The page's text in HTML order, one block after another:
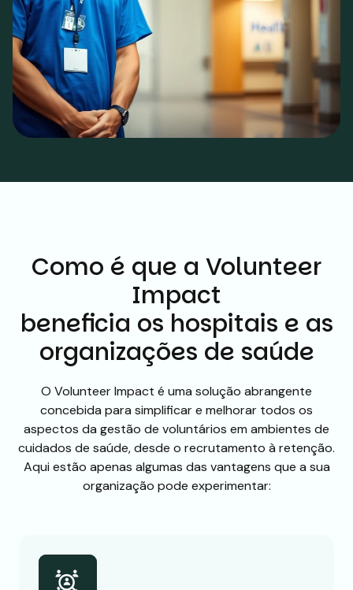
Como é que a Volunteer
Impact
beneficia os hospitais e as
organizações de saúde
O Volunteer Impact é uma solução abrangente
concebida para simplificar e melhorar todos os
aspectos da gestão de voluntários em ambientes de
cuidados de saúde, desde o recrutamento à retenção.
Aqui estão apenas algumas das vantagens que a sua
organização pode experimentar: